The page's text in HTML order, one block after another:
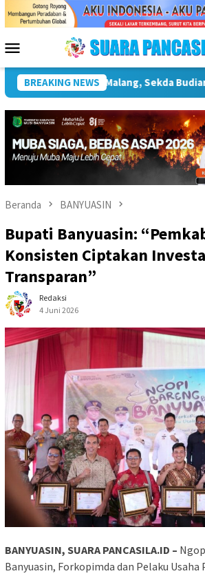
Menu
Mobile
BREAKING NEWS
Infrastruktur Kebudayaan
Beranda BANYUASIN
Bupati Banyuasin:
Konsisten Ciptakan
Transparan”
Redaksi
4 Juni 2026
BANYUASIN, SUARA PANCASILA.ID –
Banyuasin, Forkopimda dan Pelaku